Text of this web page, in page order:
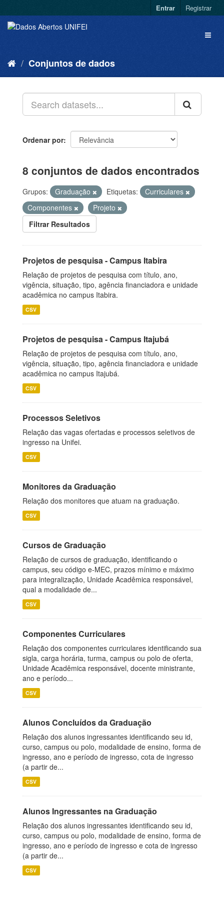
Entrar Registrar
Conjuntos de dados
Ordenar por
8 conjuntos de dados encontrados
Grupos: Graduação Etiquetas:
Curriculares
Componentes
Projeto
Filtrar Resultados
Projetos de pesquisa - Campus Itabira
Relação de projetos de pesquisa com título, ano,
vigência, situação, tipo, agência financiadora e unidade
acadêmica no campus Itabira.
CSV
Projetos de pesquisa - Campus Itajubá
Relação de projetos de pesquisa com título, ano,
vigência, situação, tipo, agência financiadora e unidade
acadêmica no campus Itajubá.
CSV
Processos Seletivos
Relação das vagas ofertadas e processos seletivos de
ingresso na Unifei.
CSV
Monitores da Graduação
Relação dos monitores que atuam na graduação.
CSV
Cursos de Graduação
Relação de cursos de graduação, identificando o
campus, seu código e-MEC, prazos mínimo e máximo
para integralização, Unidade Acadêmica responsável,
qual a modalidade de...
CSV
Componentes Curriculares
Relação dos componentes curriculares identificando sua
sigla, carga horária, turma, campus ou polo de oferta,
Unidade Acadêmica responsável, docente ministrante,
ano e período...
CSV
Alunos Concluídos da Graduação
Relação dos alunos ingressantes identificando seu id,
curso, campus ou polo, modalidade de ensino, forma de
ingresso, ano e período de ingresso, cota de ingresso
(a partir de...
CSV
Alunos Ingressantes na Graduação
Relação dos alunos ingressantes identificando seu id,
curso, campus ou polo, modalidade de ensino, forma de
ingresso, ano e período de ingresso e cota de ingresso
(a partir de...
CSV